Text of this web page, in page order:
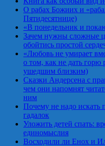
О рабах Божиих и
Пятидесятнице)
«В понедельник и
Зачем нужны сложные
обойтись простой
«Любовь не умирает
о том, как не дать горю
ушедшим близким)
Сказки Андерсена с
чем они напомнят
ним
Почему не надо
гадалок
Уложить детей спать:
единомыслия
Восходили ли Енох и